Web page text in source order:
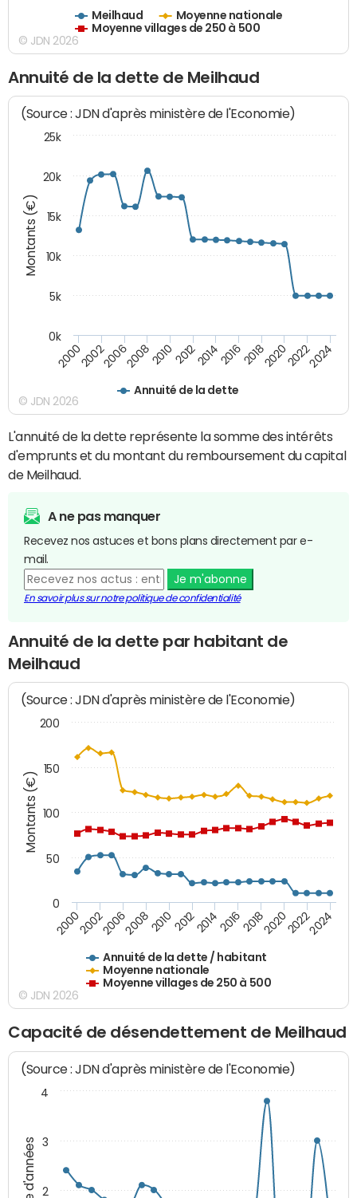
Meilhaud
Moyenne nationale
Moyenne villages de 250 à 500
© JDN 2026
Annuité de la dette de Meilhaud
Montants (€)
(Source : JDN d'après ministère de l'Economie)
Annuité de la dette
200020022006200820102012201420162018202020222024
0k
5k
10k
15k
20k
25k
© JDN 2026
L'annuité de la dette représente la somme des intérêts
d'emprunts et du montant du remboursement du capital
de Meilhaud.
A ne pas manquer
Recevez nos astuces et bons plans directement par e-
mail.
Je m'abonne
En savoir plus sur notre politique de confidentialité
Annuité de la dette par habitant de
Meilhaud
Montants (€)
(Source : JDN d'après ministère de l'Economie)
Annuité de la dette / habitant
Moyenne nationale
Moyenne villages de 250 à 500
200020022006200820102012201420162018202020222024
0
50
100
150
200
© JDN 2026
Capacité de désendettement de Meilhaud
(Source : JDN d'après ministère de l'Economie)
2
3
4